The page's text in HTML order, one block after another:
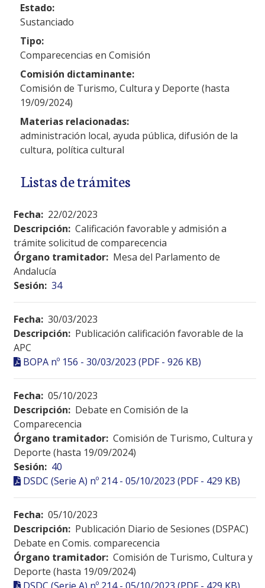
Estado:
Sustanciado
Tipo:
Comparecencias en Comisión
Comisión dictaminante:
Comisión de Turismo, Cultura y Deporte (hasta
19/09/2024)
Materias relacionadas:
administración local, ayuda pública, difusión de la
cultura, política cultural
Listas de trámites
Fecha: 22/02/2023
Descripción: Calificación favorable y admisión a
trámite solicitud de comparecencia
Órgano tramitador: Mesa del Parlamento de
Andalucía
Sesión: 34
Fecha: 30/03/2023
Descripción: Publicación calificación favorable de la
APC
BOPA nº 156 - 30/03/2023 (PDF - 926 KB)
Fecha: 05/10/2023
Descripción: Debate en Comisión de la
Comparecencia
Órgano tramitador: Comisión de Turismo, Cultura y
Deporte (hasta 19/09/2024)
Sesión: 40
DSDC (Serie A) nº 214 - 05/10/2023 (PDF - 429 KB)
Fecha: 05/10/2023
Descripción: Publicación Diario de Sesiones (DSPAC)
Debate en Comis. comparecencia
Órgano tramitador: Comisión de Turismo, Cultura y
Deporte (hasta 19/09/2024)